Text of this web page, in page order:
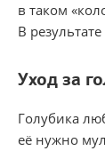
в таком
В
Уход за
Голубика
её нужно